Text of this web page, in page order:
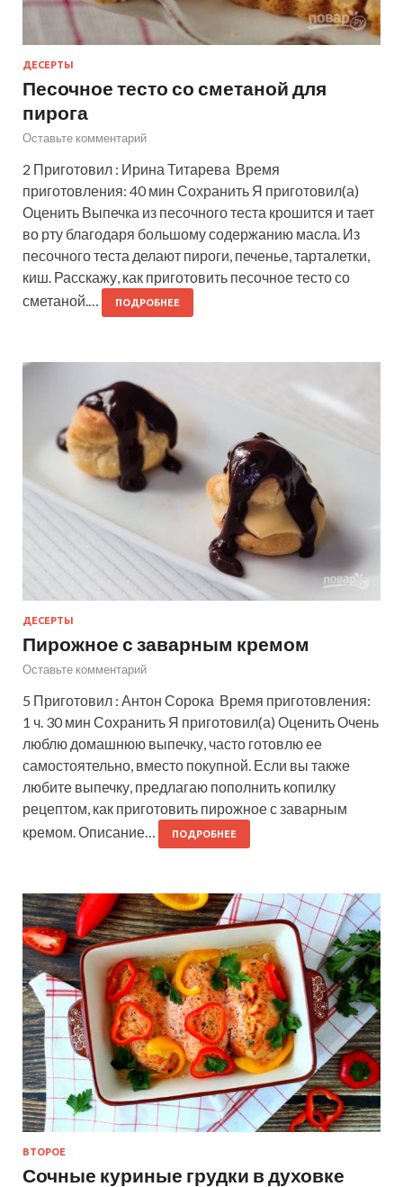
ДЕСЕРТЫ
Песочное тесто со сметаной для
пирога
Оставьте комментарий
2 Приготовил : Ирина Титарева Время
приготовления: 40 мин Сохранить Я приготовил(а)
Оценить Выпечка из песочного теста крошится и тает
во рту благодаря большому содержанию масла. Из
песочного теста делают пироги, печенье, тарталетки,
киш. Расскажу, как приготовить песочное тесто со
сметаной.…
ПОДРОБНЕЕ
ДЕСЕРТЫ
Пирожное с заварным кремом
Оставьте комментарий
5 Приготовил : Антон Сорока Время приготовления:
1 ч. 30 мин Сохранить Я приготовил(а) Оценить Очень
люблю домашнюю выпечку, часто готовлю ее
самостоятельно, вместо покупной. Если вы также
любите выпечку, предлагаю пополнить копилку
рецептом, как приготовить пирожное с заварным
кремом. Описание…
ПОДРОБНЕЕ
ВТОРОЕ
Сочные куриные грудки в духовке